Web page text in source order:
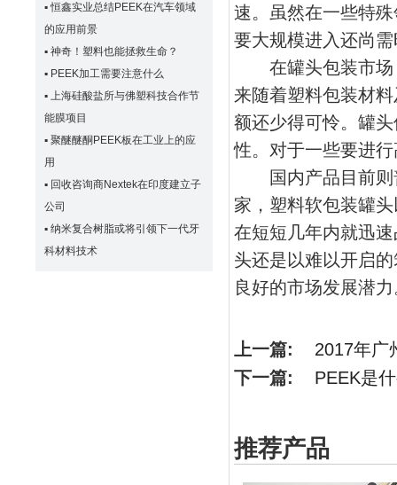
▪恒鑫实业总结PEEK在汽车领域
的应用前景
▪ 神奇！塑料也能拯救生命？
▪ PEEK加工需要注意什么
▪ 上海硅酸盐所与佛塑科技合作节
能膜项目
▪ 聚醚醚酮PEEK板在工业上的应
用
▪ 回收咨询商Nextek在印度建立子
公司
▪ 纳米复合树脂或将引领下一代牙
科材料技术
速。虽然在一些特
要大规模进入还尚
在罐头包装市场
来随着塑料包装材
额还少得可怜。罐
性。对于一些要进
国内产品目前则
家，塑料软包装罐
在短短几年内就迅
头还是以难以开启
良好的市场发展潜
上一篇: 2017年广
下一篇: PEEK是
推荐产品